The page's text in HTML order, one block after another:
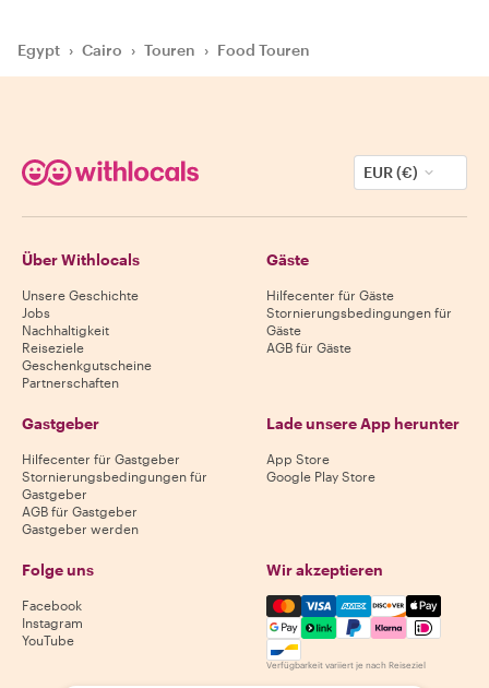
Egypt › Cairo › Touren › Food Touren
EUR (€)
Über Withlocals
Unsere Geschichte
Jobs
Nachhaltigkeit
Reiseziele
Geschenkgutscheine
Partnerschaften
Gäste
Hilfecenter für Gäste
Stornierungsbedingungen für
Gäste
AGB für Gäste
Gastgeber
Hilfecenter für Gastgeber
Stornierungsbedingungen für
Gastgeber
AGB für Gastgeber
Gastgeber werden
Lade unsere App herunter
App Store
Google Play Store
Folge uns
Facebook
Instagram
YouTube
Wir akzeptieren
Mastercard, Visa, Amex,
Verfügbarkeit variiert je nach Reiseziel